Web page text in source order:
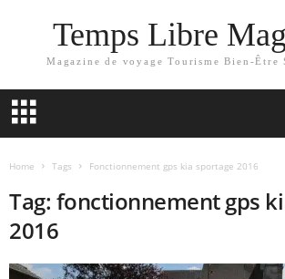
Temps Libre
Magazine de voyage Tourisme Bien-Être
Home Tags Fonctionnement gps kia sportage 2016
Tag: fonctionnement gps
2016